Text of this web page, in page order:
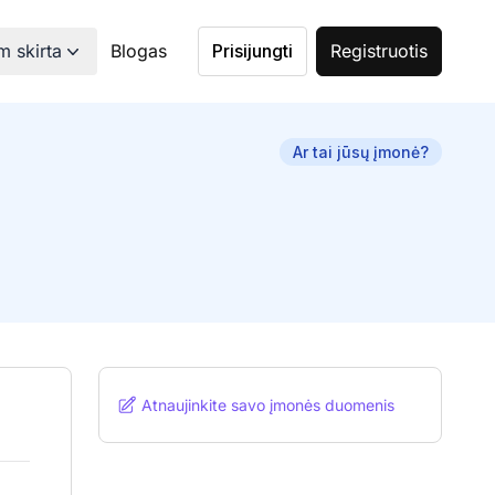
skirta Blogas Prisijungti Registruotis
Ar tai jūsų įmonė?
Atnaujinkite savo įmonės duomenis